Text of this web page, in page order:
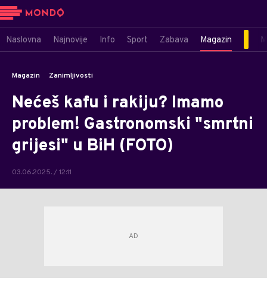
Naslovna Najnovije Info Sport Zabava Magazin
Magazin Zanimljivosti
Nećeš kafu i rakiju? Imamo
problem! Gastronomski "smrtni
grijesi" u BiH (FOTO)
03.06.2025. / 12:11